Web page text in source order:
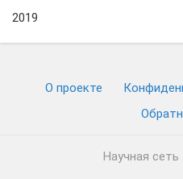
2019
О проекте
Научная